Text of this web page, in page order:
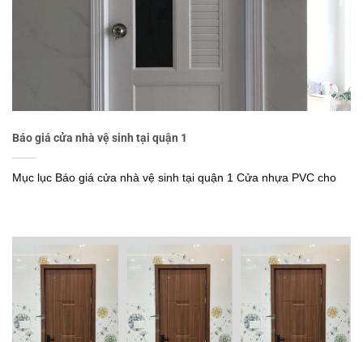
Báo giá cửa nhà vệ sinh tại quận 1
Mục lục Báo giá cửa nhà vệ sinh tại quận 1 Cửa nhựa PVC cho